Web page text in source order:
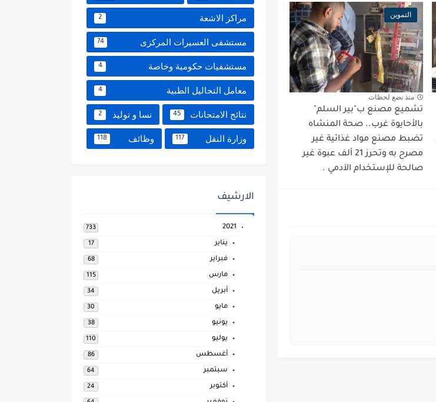
التموين
منذ بضع لحظات
تشميع مصنع ب"بير السلم"
بالأحايوة غرب.. صحة المنشاه
تضبط مصنع مواد غذائية غير
مصرح به وتحرز 21 ألف عبوة غير
صالحة للإستخدام الآدمي .
مراكز الاشعة 2
مستشفى العسيرات المركزى 74
مستشفيات حكومية وخاصة 4
معامل التحاليل الطبية 4
نتائج الامتحانات 45 نسا و توليد 2
وزارة النقل 117 وظائف 118
الارشيف
2021
733
يناير 17
فبراير 68
مارس 115
أبريل 34
مايو 30
يونيو 38
يوليو 110
أغسطس 86
سبتمبر 64
أكتوبر 24